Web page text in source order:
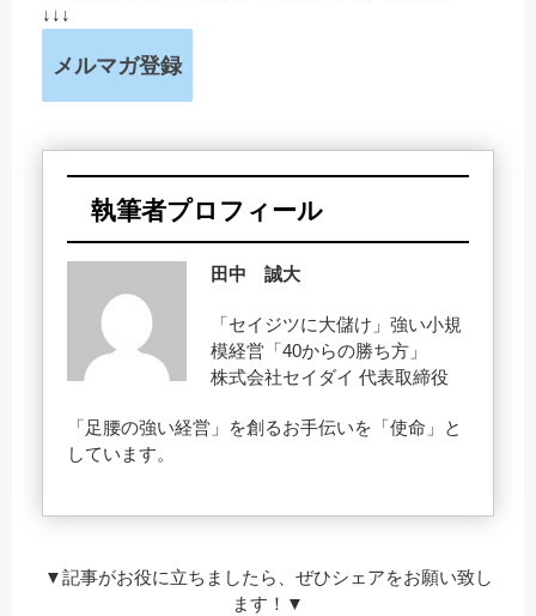
↓↓↓
メルマガ登録
執筆者プロフィール
田中 誠大
「セイジツに大儲け」強い小規
模経営「40からの勝ち方」
株式会社セイダイ 代表取締役
「足腰の強い経営」を創るお手伝いを「使命」と
しています。
▼記事がお役に立ちましたら、ぜひシェアをお願い致し
ます！▼